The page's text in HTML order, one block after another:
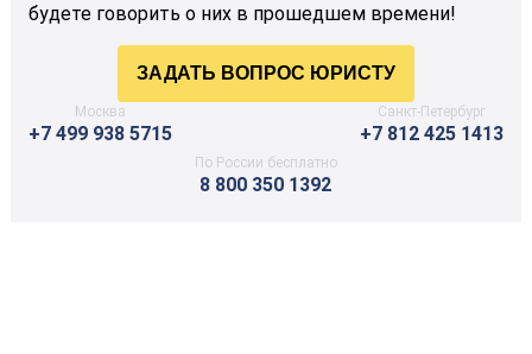
будете говорить о них в прошедшем времени!
Москва
+7 499 938 5715
Санкт-Петербург
+7 812 425 1413
По России бесплатно
8 800 350 1392